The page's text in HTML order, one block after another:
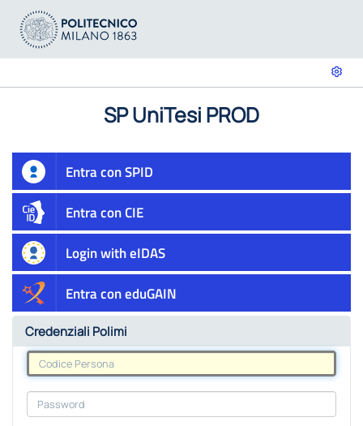
SP UniTesi PROD
Entra con SPID
Entra con CIE
Login with eIDAS
Entra con eduGAIN
Credenziali Polimi